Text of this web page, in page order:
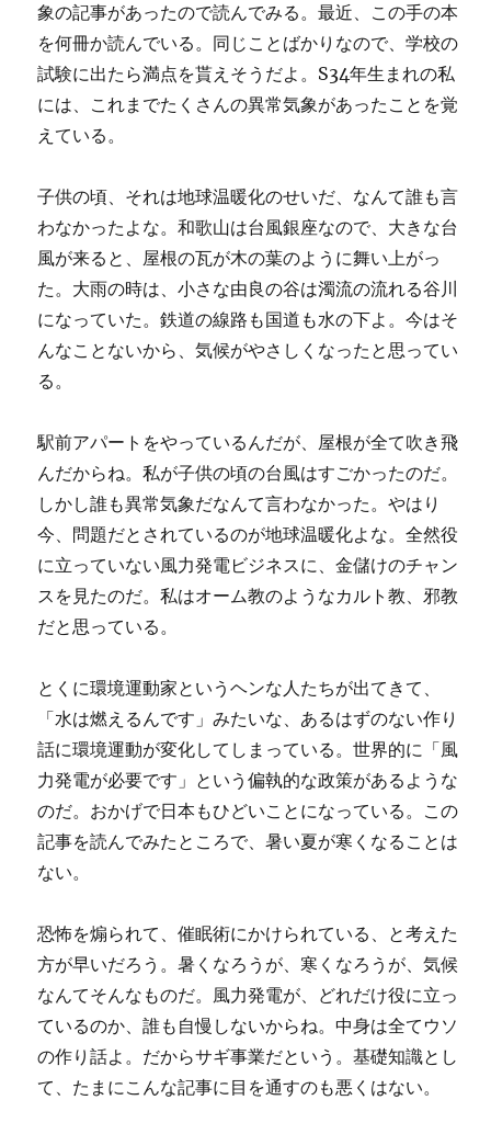
象の記事があったので読んでみる。最近、この手の本
を何冊か読んでいる。同じことばかりなので、学校の
試験に出たら満点を貰えそうだよ。S34年生まれの私
には、これまでたくさんの異常気象があったことを覚
えている。
子供の頃、それは地球温暖化のせいだ、なんて誰も言
わなかったよな。和歌山は台風銀座なので、大きな台
風が来ると、屋根の瓦が木の葉のように舞い上がっ
た。大雨の時は、小さな由良の谷は濁流の流れる谷川
になっていた。鉄道の線路も国道も水の下よ。今はそ
んなことないから、気候がやさしくなったと思ってい
る。
駅前アパートをやっているんだが、屋根が全て吹き飛
んだからね。私が子供の頃の台風はすごかったのだ。
しかし誰も異常気象だなんて言わなかった。やはり
今、問題だとされているのが地球温暖化よな。全然役
に立っていない風力発電ビジネスに、金儲けのチャン
スを見たのだ。私はオーム教のようなカルト教、邪教
だと思っている。
とくに環境運動家というヘンな人たちが出てきて、
「水は燃えるんです」みたいな、あるはずのない作り
話に環境運動が変化してしまっている。世界的に「風
力発電が必要です」という偏執的な政策があるような
のだ。おかげで日本もひどいことになっている。この
記事を読んでみたところで、暑い夏が寒くなることは
ない。
恐怖を煽られて、催眠術にかけられている、と考えた
方が早いだろう。暑くなろうが、寒くなろうが、気候
なんてそんなものだ。風力発電が、どれだけ役に立っ
ているのか、誰も自慢しないからね。中身は全てウソ
の作り話よ。だからサギ事業だという。基礎知識とし
て、たまにこんな記事に目を通すのも悪くはない。